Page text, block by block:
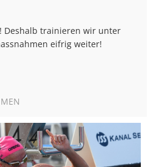
Deshalb trainieren wir unter
eifrig weiter!